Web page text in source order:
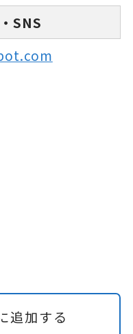
SNS
追加する